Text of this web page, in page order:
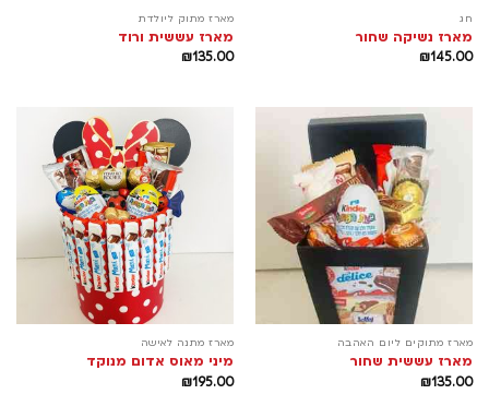
חג
מארז נשיקה שחור
₪145.00
מארז מתוק ליולדת
מארז עששית ורוד
₪135.00
מארז מתוקים ליום האהבה
מארז עששית שחור
₪135.00
מארז מתנה לאישה
מיני מאוס אדום מנוקד
₪195.00